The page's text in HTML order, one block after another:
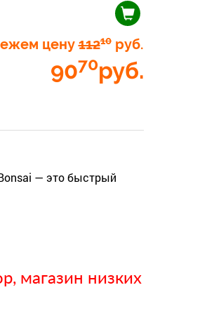
цену11210руб.
9070руб.
— это быстрый
магазин низких